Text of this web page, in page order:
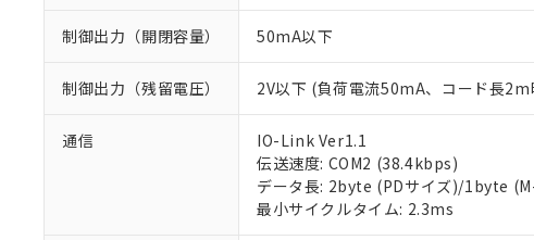
制御出力（開閉容量） 50mA以下
制御出力（残留電圧） 2V以下 (負荷電流50mA、コード長2m
通信
IO-Link Ver1.1
伝送速度: COM2 (38.4kbps)
データ長: 2byte (PDサイズ)/1byte
最小サイクルタイム: 2.3ms
※1 対応状況
対応済み：EU RoHS
対応予定：EU RoHS指